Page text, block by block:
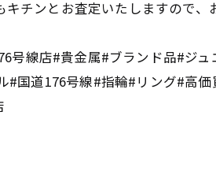
チンとお査定いたしますので、
号線店#貴金属#ブランド品#ジ
#国道176号線#指輪#リング#高